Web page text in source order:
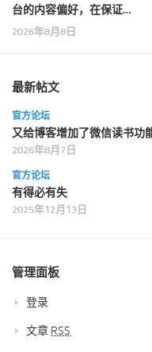
台的内容偏好，在保证…
2026年8月8日
最新帖文
官方论坛
又给博客增加了微信读书功
2026年8月7日
官方论坛
有得必有失
2025年12月13日
管理面板
登录
文章 RSS